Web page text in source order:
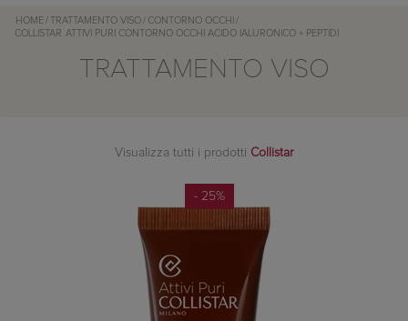
HOME / TRATTAMENTO VISO / CONTORNO OCCHI /
COLLISTAR ATTIVI PURI CONTORNO OCCHI ACIDO IALURONICO + PEPTIDI
TRATTAMENTO VISO
Visualizza tutti i prodotti Collistar
- 25%